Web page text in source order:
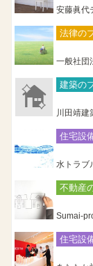
安藤眞代
法律の
一般社団
建築の
川田靖建
住宅設
水トラブ
不動産
Sumai-
住宅設